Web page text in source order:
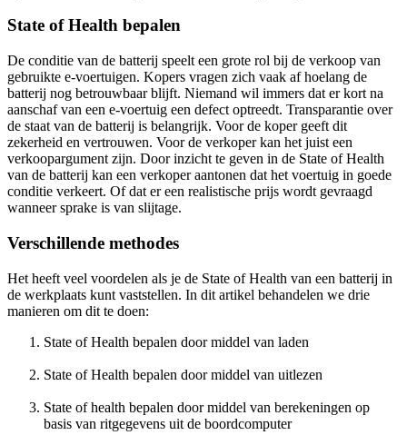
State of Health bepalen
De conditie van de batterij speelt een grote rol bij de verkoop van
gebruikte e-voertuigen. Kopers vragen zich vaak af hoelang de
batterij nog betrouwbaar blijft. Niemand wil immers dat er kort na
aanschaf van een e-voertuig een defect optreedt. Transparantie over
de staat van de batterij is belangrijk. Voor de koper geeft dit
zekerheid en vertrouwen. Voor de verkoper kan het juist een
verkoopargument zijn. Door inzicht te geven in de State of Health
van de batterij kan een verkoper aantonen dat het voertuig in goede
conditie verkeert. Of dat er een realistische prijs wordt gevraagd
wanneer sprake is van slijtage.
Verschillende methodes
Het heeft veel voordelen als je de State of Health van een batterij in
de werkplaats kunt vaststellen. In dit artikel behandelen we drie
manieren om dit te doen:
State of Health bepalen door middel van laden
State of Health bepalen door middel van uitlezen
State of health bepalen door middel van berekeningen op
basis van ritgegevens uit de boordcomputer